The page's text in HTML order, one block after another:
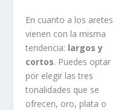
En cuanto a los aretes
vienen con la misma
tendencia: largos y
cortos. Puedes optar
por elegir las tres
tonalidades que se
ofrecen, oro, plata o